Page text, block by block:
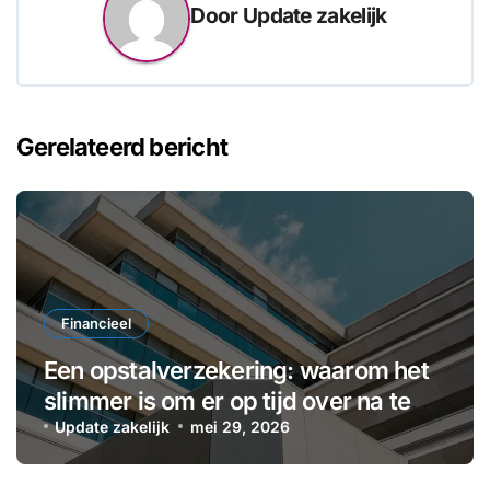
Door Update zakelijk
Gerelateerd bericht
Financieel
Een opstalverzekering: waarom het
slimmer is om er op tijd over na te
denken
Update zakelijk mei 29, 2026